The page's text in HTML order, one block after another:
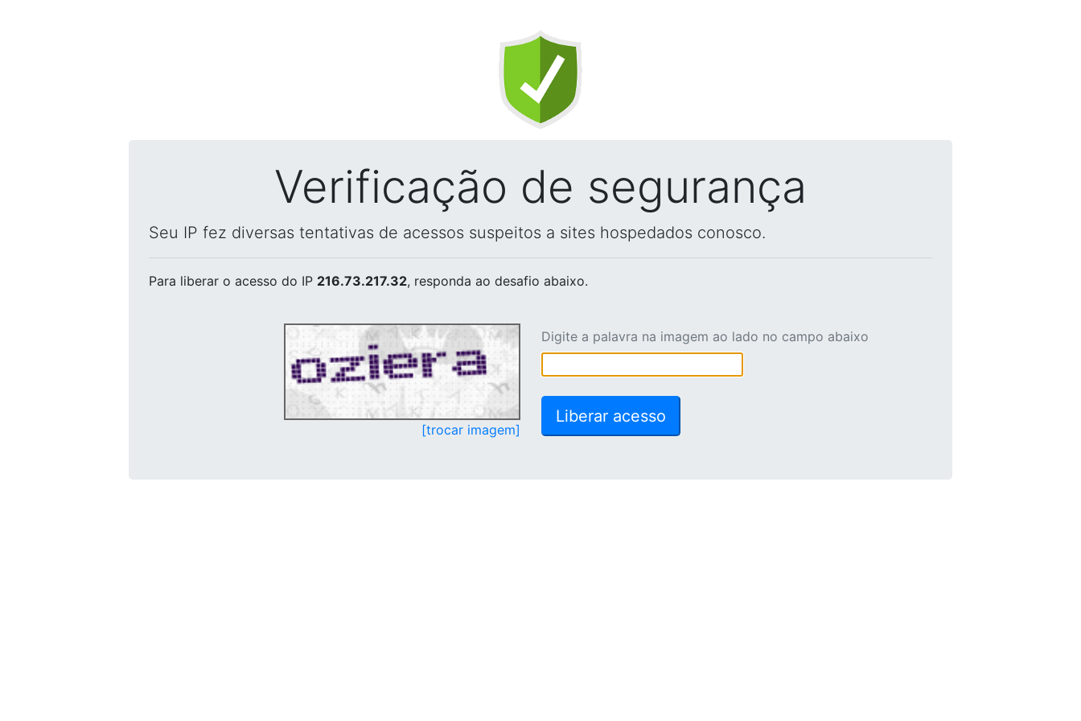
Verificação de segurança
Seu IP fez diversas tentativas de acessos suspeitos a sites hospedados conosco.
Para liberar o acesso do IP 216.73.217.32, responda ao desafio abaixo.
[trocar imagem]
Digite a palavra na imagem ao lado no campo abaixo